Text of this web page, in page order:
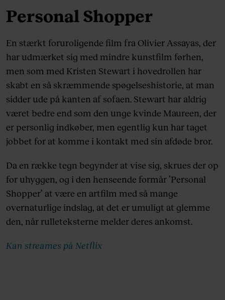
Personal Shopper
En stærkt foruroligende film fra Olivier Assayas, der
har udmærket sig med mindre kunstfilm førhen,
men som med Kristen Stewart i hovedrollen har
skabt en så skræmmende spøgelseshistorie, at man
sidder ude på kanten af sofaen. Stewart har aldrig
været bedre end som den unge kvinde Maureen, der
er personlig indkøber, men egentlig kun har taget
jobbet for at komme i kontakt med sin afdøde bror.
Da en række tegn begynder at vise sig, skrues der op
for uhyggen, og i den henseende formår ’Personal
Shopper’ at være en artfilm med så mange
overnaturlige indslag, at det er umuligt at glemme
den, når rulleteksterne melder deres ankomst.
Kan streames på Netflix